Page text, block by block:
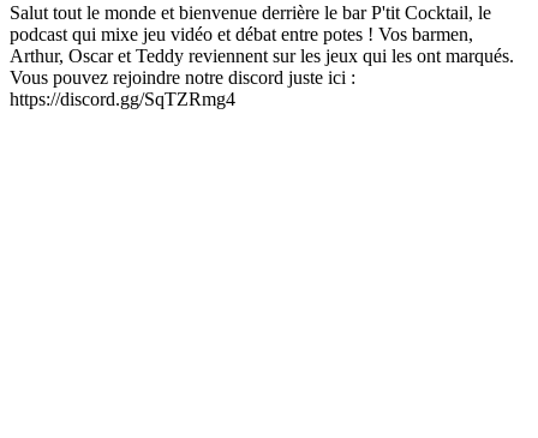
Salut tout le monde et bienvenue derrière le bar P'tit Cocktail, le
podcast qui mixe jeu vidéo et débat entre potes ! Vos barmen,
Arthur, Oscar et Teddy reviennent sur les jeux qui les ont marqués.
Vous pouvez rejoindre notre discord juste ici :
https://discord.gg/SqTZRmg4